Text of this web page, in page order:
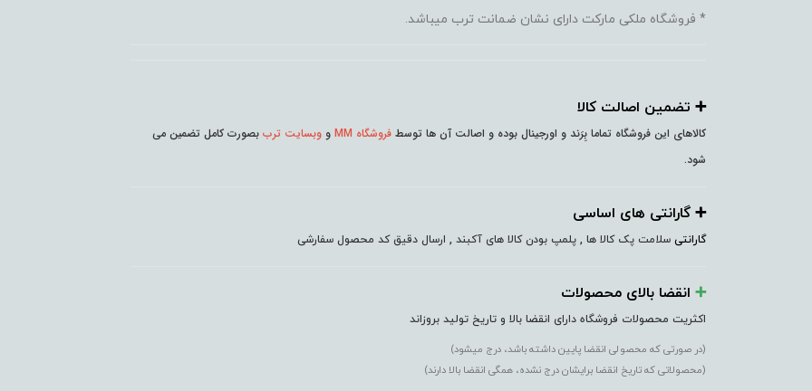
* فروشگاه ملکی مارکت دارای نشان ضمانت ترب میباشد.
➕️ تضمین اصالت کالا
کالاهای این فروشگاه تماما بِرَند و اورجینال بوده و اصالت آن ها توسط فروشگاه MM و وبسایت ترب بصورت کامل تضمین می
شود.
➕️ گارانتی های اساسی
گارانتی سلامت پک کالا ها , پلمپ بودن کالا های آکبند , ارسال دقیق کد محصول سفارشی
➕️ انقضا بالای محصولات
اکثریت محصولات فروشگاه دارای انقضا بالا و تاریخ تولید بروزاند
(در صورتی که محصولی انقضا پایین داشته باشد، درج میشود)
(محصولاتی که تاریخ انقضا برایشان درج نشده، همگی انقضا بالا دارند)